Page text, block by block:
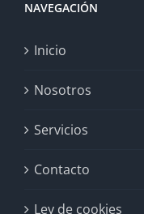
NAVEGACIÓN
Inicio
Nosotros
Servicios
Contacto
Ley de cookies